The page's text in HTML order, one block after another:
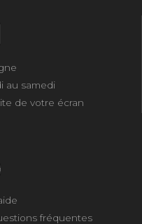
au samedi
de votre écran
fréquentes